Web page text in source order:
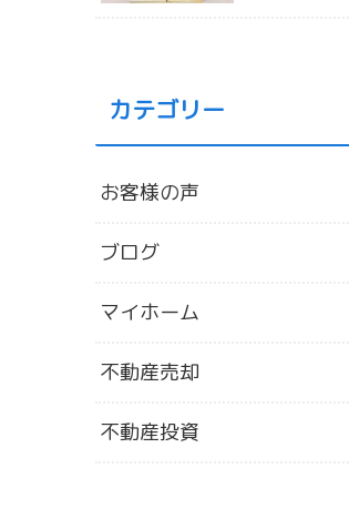
カテゴリー
お客様の声
ブログ
マイホーム
不動産売却
不動産投資